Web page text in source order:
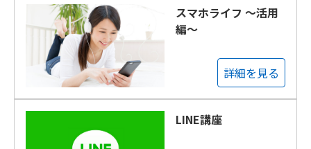
スマホライフ ～活用
編～
詳細を見る
LINE講座